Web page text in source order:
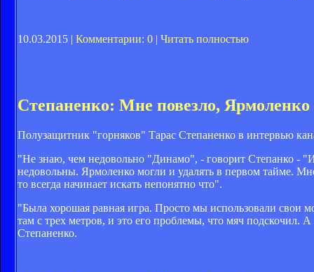
10.03.2015 | Комментарии: 0 | Читать полностью
Степаненко: Мне повезло, Ярмоленко
Полузащитник "горняков" Тарас Степаненко в интервью
"Не знаю, чем недовольно "Динамо", - говорит Степанко -
недовольны. Ярмоленко могли и удалять в первом тайме.
то всегда начинает искать непонятно что".
"Была хорошая равная игра. Просто мы использовали свои
там с трех метров, и это его проблемы, что мяч подскочил.
Степаненко.